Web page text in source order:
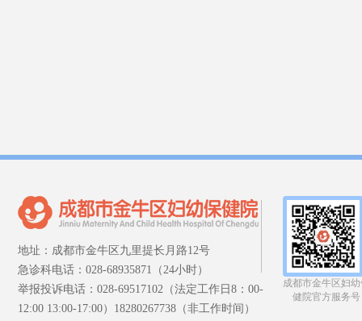
地址：成都市金牛区九里提长月路12号
急诊科电话：028-68935871（24小时）
举报投诉电话：028-69517102（法定工作日8：00-
12:00 13:00-17:00）18280267738（非工作时间）
成都市金牛区妇
健院官方服务号